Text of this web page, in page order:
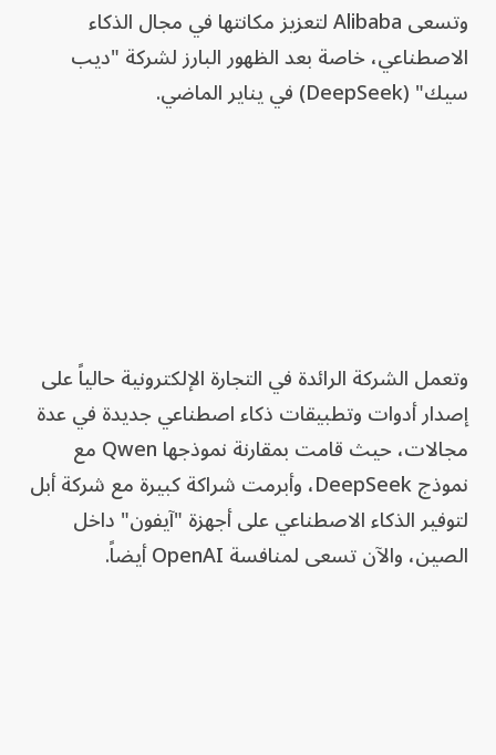
وتسعى Alibaba لتعزيز مكانتها في مجال الذكاء
الاصطناعي، خاصة بعد الظهور البارز لشركة "ديب
سيك" (DeepSeek) في يناير الماضي.
وتعمل الشركة الرائدة في التجارة الإلكترونية حالياً على
إصدار أدوات وتطبيقات ذكاء اصطناعي جديدة في عدة
مجالات، حيث قامت بمقارنة نموذجها Qwen مع
نموذج DeepSeek، وأبرمت شراكة كبيرة مع شركة أبل
لتوفير الذكاء الاصطناعي على أجهزة "آيفون" داخل
الصين، والآن تسعى لمنافسة OpenAI أيضاً.